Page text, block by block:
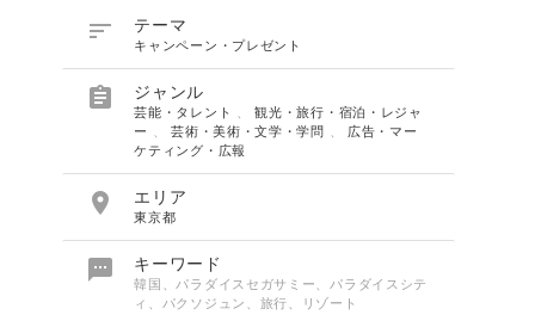
 テーマ
キャンペーン・プレゼント
 ジャンル
芸能・タレント 、観光・旅行・宿泊・レジャ
ー
、芸術・美術・文学・学問
広告・マー
ケティング・広報
 エリア
東京都
 キーワード
韓国、パラダイスセガサミー、パラダイスシテ
ィ、パクソジュン、旅行、リゾート